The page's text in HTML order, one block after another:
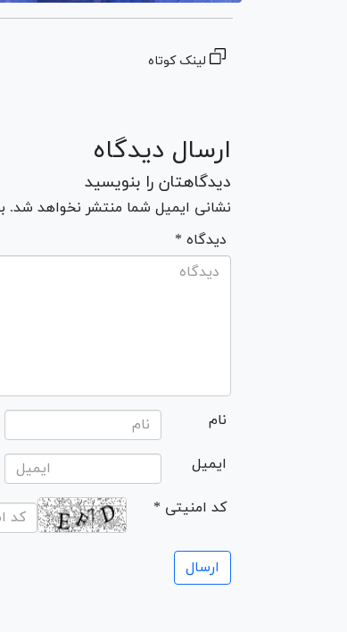
لینک کوتاه
ارسال دیدگاه
دیدگاهتان را بنویسید
نشانی ایمیل شما منتشر نخواهد شد.
* دیدگاه
نام
ایمیل
* کد امنیتی